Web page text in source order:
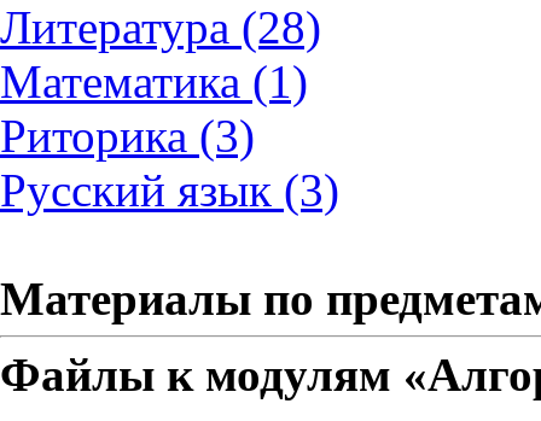
Литература (28)
Математика (1)
Риторика (3)
Русский язык (3)
Материалы по
Файлы к модулям